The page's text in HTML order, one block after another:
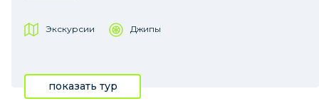
Экскурсии Джипы
показать тур